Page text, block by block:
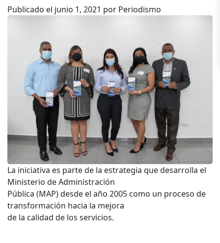
Publicado el junio 1, 2021 por Periodismo
La iniciativa es parte de la estrategia que desarrolla el
Ministerio de Administración
Pública (MAP) desde el año 2005 como un proceso de
transformación hacia la mejora
de la calidad de los servicios.